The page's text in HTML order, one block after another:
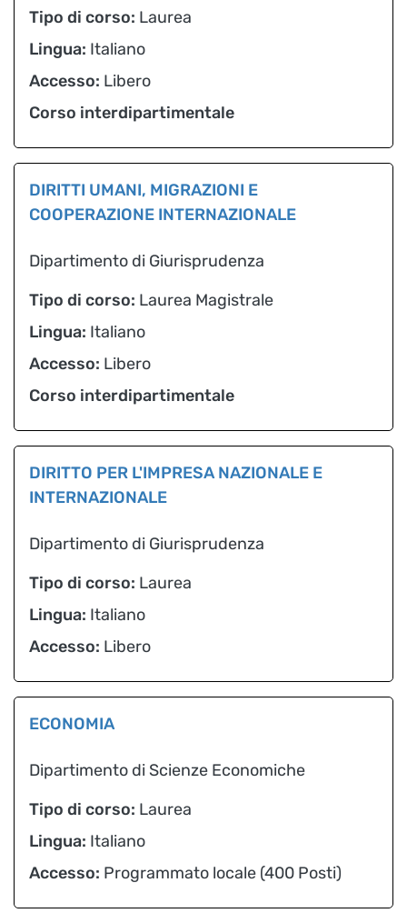
Tipo di corso: Laurea
Lingua: Italiano
Accesso: Libero
Corso interdipartimentale
DIRITTI UMANI, MIGRAZIONI E
COOPERAZIONE INTERNAZIONALE
Dipartimento di Giurisprudenza
Tipo di corso: Laurea Magistrale
Lingua: Italiano
Accesso: Libero
Corso interdipartimentale
DIRITTO PER L'IMPRESA NAZIONALE E
INTERNAZIONALE
Dipartimento di Giurisprudenza
Tipo di corso: Laurea
Lingua: Italiano
Accesso: Libero
ECONOMIA
Dipartimento di Scienze Economiche
Tipo di corso: Laurea
Lingua: Italiano
Accesso: Programmato locale (400 Posti)